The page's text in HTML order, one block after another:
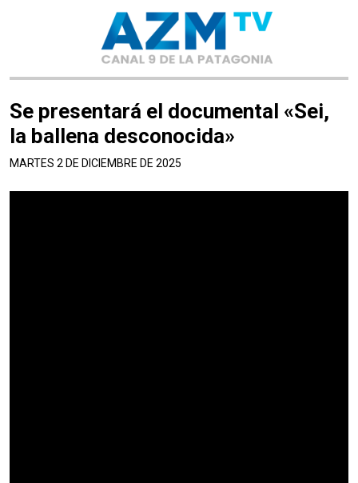
Se presentará el documental «Sei,
la ballena desconocida»
MARTES 2 DE DICIEMBRE DE 2025